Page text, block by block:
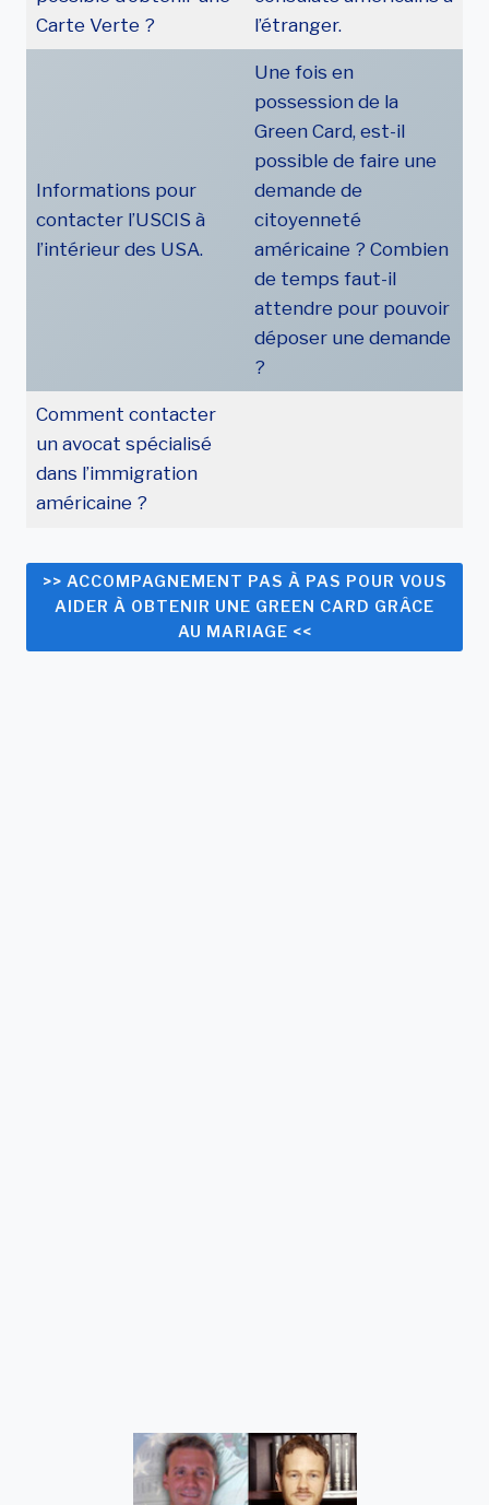
Carte Verte ?
l’étranger.
Informations pour
contacter l’USCIS à
l’intérieur des USA.
Une fois en
possession de la
Green Card, est-il
possible de faire une
demande de
citoyenneté
américaine ? Combien
de temps faut-il
attendre pour pouvoir
déposer une demande
?
Comment contacter
un avocat spécialisé
dans l’immigration
américaine ?
>> ACCOMPAGNEMENT PAS À PAS POUR VOUS
AIDER À OBTENIR UNE GREEN CARD GRÂCE
AU MARIAGE <<